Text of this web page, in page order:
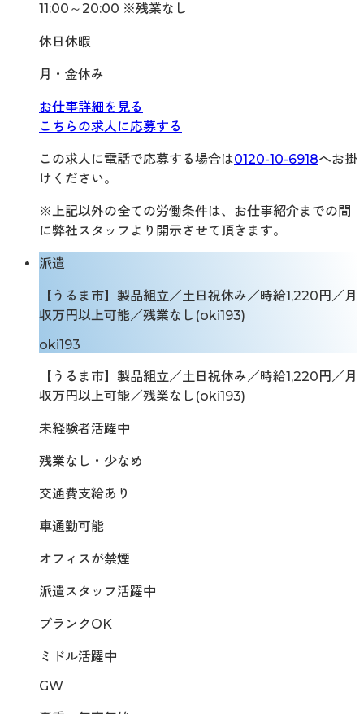
11:00～20:00 ※残業なし
休日休暇
月・金休み
お仕事詳細を見る
こちらの求人に応募する
この求人に電話で応募する場合は0120-10-6918へお掛
けください。
※上記以外の全ての労働条件は、お仕事紹介までの間
に弊社スタッフより開示させて頂きます。
派遣
【うるま市】製品組立／土日祝休み／時給1,220円／月
収万円以上可能／残業なし(oki193)
oki193
【うるま市】製品組立／土日祝休み／時給1,220円／月
収万円以上可能／残業なし(oki193)
未経験者活躍中
残業なし・少なめ
交通費支給あり
車通勤可能
オフィスが禁煙
派遣スタッフ活躍中
ブランクOK
ミドル活躍中
GW